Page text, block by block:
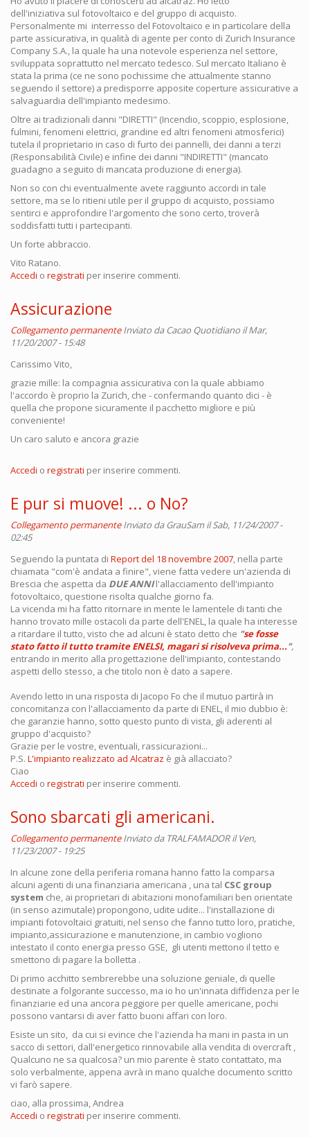
dell'iniziativa sul fotovoltaico e del gruppo di acquisto.
Personalmente mi interresso del Fotovoltaico e in particolare della
parte assicurativa, in qualità di agente per conto di Zurich Insurance
Company S.A., la quale ha una notevole esperienza nel settore,
sviluppata soprattutto nel mercato tedesco. Sul mercato Italiano è
stata la prima (ce ne sono pochissime che attualmente stanno
seguendo il settore) a predisporre apposite coperture assicurative a
salvaguardia dell'impianto medesimo.
Oltre ai tradizionali danni "DIRETTI" (Incendio, scoppio, esplosione,
fulmini, fenomeni elettrici, grandine ed altri fenomeni atmosferici)
tutela il proprietario in caso di furto dei pannelli, dei danni a terzi
(Responsabilità Civile) e infine dei danni "INDIRETTI" (mancato
guadagno a seguito di mancata produzione di energia).
Non so con chi eventualmente avete raggiunto accordi in tale
settore, ma se lo ritieni utile per il gruppo di acquisto, possiamo
sentirci e approfondire l'argomento che sono certo, troverà
soddisfatti tutti i partecipanti.
Un forte abbraccio.
Vito Ratano.
Accedi o registrati per inserire commenti.
Assicurazione
Collegamento permanente Inviato daCacao Quotidiano il Mar,
11/20/2007 - 15:48
Carissimo Vito,
grazie mille: la compagnia assicurativa con la quale abbiamo
l'accordo è proprio la Zurich, che - confermando quanto dici - è
quella che propone sicuramente il pacchetto migliore e più
conveniente!
Un caro saluto e ancora grazie
Accedi o registrati per inserire commenti.
E pur si muove! ... o No?
Collegamento permanente Inviato daGrauSamil Sab, 11/24/2007 -
02:45
Seguendo la puntata di Report del 18 novembre 2007 , nella parte
chiamata "com'è andata a finire", viene fatta vedere un'azienda di
Brescia che aspetta da DUE ANNIl'allacciamento dell'impianto
fotovoltaico, questione risolta qualche giorno fa.
La vicenda mi ha fatto ritornare in mente le lamentele di tanti che
hanno trovato mille ostacoli da parte dell'ENEL, la quale ha interesse
a ritardare il tutto, visto che ad alcuni è stato detto che "se fosse
stato fatto il tutto tramite ENELSI, magari si risolveva prima...",
entrando in merito alla progettazione dell'impianto, contestando
aspetti dello stesso, a che titolo non è dato a sapere.
Avendo letto in una risposta di Jacopo Fo che il mutuo partirà in
concomitanza con l'allacciamento da parte di ENEL, il mio dubbio è:
che garanzie hanno, sotto questo punto di vista, gli aderenti al
gruppo d'acquisto?
Grazie per le vostre, eventuali, rassicurazioni...
P.S. L'impianto realizzato ad Alcatraz è già allacciato?
Ciao
Accedi o registrati per inserire commenti.
Sono sbarcati gli americani.
Collegamento permanente Inviato da TRALFAMADORil Ven,
11/23/2007 - 19:25
In alcune zone della periferia romana hanno fatto la comparsa
alcuni agenti di una finanziaria americana , una tal CSC group
system che, ai proprietari di abitazioni monofamiliari ben orientate
(in senso azimutale) propongono, udite udite... l'installazione di
impianti fotovoltaici gratuiti, nel senso che fanno tutto loro, pratiche,
impianto,assicurazione e manutenzione, in cambio vogliono
intestato il conto energia presso GSE, gli utenti mettono il tetto e
smettono di pagare la bolletta .
Di primo acchitto sembrerebbe una soluzione geniale, di quelle
destinate a folgorante successo, ma io ho un'innata diffidenza per le
finanziarie ed una ancora peggiore per quelle americane, pochi
possono vantarsi di aver fatto buoni affari con loro.
Esiste un sito, da cui si evince che l'azienda ha mani in pasta in un
sacco di settori, dall'energetico rinnovabile alla vendita di overcraft ,
Qualcuno ne sa qualcosa? un mio parente è stato contattato, ma
solo verbalmente, appena avrà in mano qualche documento scritto
vi farò sapere.
ciao, alla prossima, Andrea
Accedi o registrati per inserire commenti.